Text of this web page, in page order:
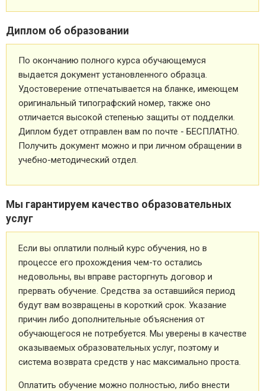
Диплом об образовании
По окончанию полного курса обучающемуся
выдается документ установленного образца.
Удостоверение отпечатывается на бланке, имеющем
оригинальный типографский номер, также оно
отличается высокой степенью защиты от подделки.
Диплом будет отправлен вам по почте - БЕСПЛАТНО.
Получить документ можно и при личном обращении в
учебно-методический отдел.
Мы гарантируем качество образовательных
услуг
Если вы оплатили полный курс обучения, но в
процессе его прохождения чем-то остались
недовольны, вы вправе расторгнуть договор и
прервать обучение. Средства за оставшийся период
будут вам возвращены в короткий срок. Указание
причин либо дополнительные объяснения от
обучающегося не потребуется. Мы уверены в качестве
оказываемых образовательных услуг, поэтому и
система возврата средств у нас максимально проста.
Оплатить обучение можно полностью, либо внести